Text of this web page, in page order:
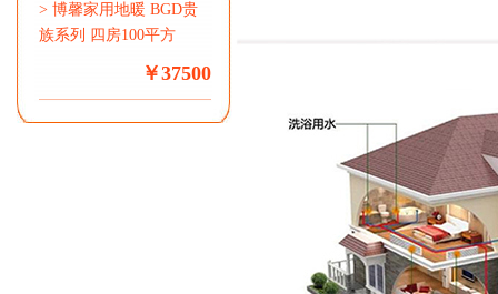
> 博馨家用地暖 BGD贵
族系列 四房100平方
￥37500